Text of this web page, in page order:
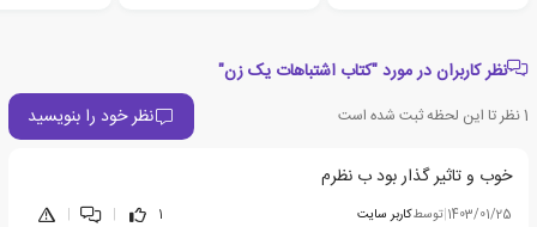
نظر کاربران در مورد "کتاب اشتباهات یک زن"
1نظر تا این لحظه ثبت شده است نظر خود را بنویسید
خوب و تاثیر گذار بود ب نظرم
1403/01/25
|توسطکاربر سایت 1
|
|